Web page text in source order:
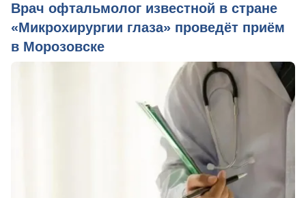
Врач офтальмолог известной в стране
«Микрохирургии глаза» проведёт приём
в Морозовске